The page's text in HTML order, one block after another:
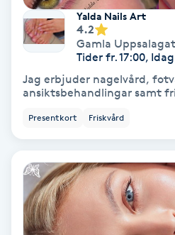
Extensions borttagning
Eyeliner-tatuering
Faceliftmassage
Fet hårbotten
Fettreducering
Yalda Nails Art
4.2
Gamla
Tider fr. 17:00, Idag
Jag erbjuder nagelvård,
ansiktsbehandlingar samt
Presentkort Friskvård